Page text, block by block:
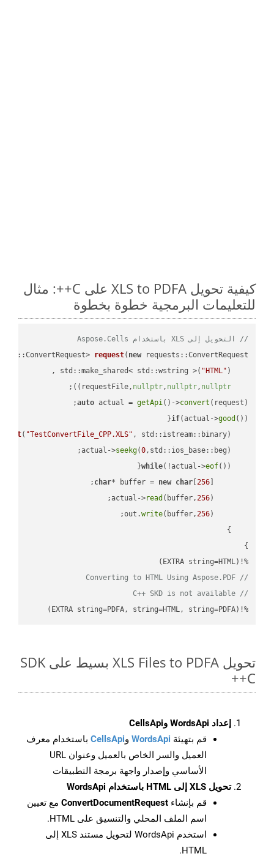
كيفية تحويل XLS to PDFA على C++: مثال
للتعليمات البرمجية خطوة بخطوة
// التحويل إلى XLS باستخدام Aspose.Cells
request( new
"HTML"
    requestFile,
nullptr, nullptr, nullptr
))
;
auto actual = getApi()->convert (request);
if(actual->good
out( "TestConvertFile_CPP.XLS" , std::istream::binary)
seekg(0
while(!actual->eof
char* buffer = new char[ 256
read (buffer,256
write(buffer,256
%!(EXTRA string=HTML)
// Converting to HTML Using Aspose.PDF
// C++ SKD is not available
%!(EXTRA string=PDFA, string=HTML, string=PDFA)
تحويل XLS Files to PDFA بسيط على SDK
C++
إعداد WordsApi وCellsApi
قم بتهيئة WordsApi وCellsApi باستخدام معرف
العميل والسر الخاص بالعميل وعنوان URL
الأساسي وإصدار واجهة برمجة التطبيقات
تحويل XLS إلى HTML باستخدام WordsApi
قم بإنشاء ConvertDocumentRequest مع تعيين
اسم الملف المحلي والتنسيق على HTML.
استخدم WordsApi لتحويل مستند XLS إلى
HTML.